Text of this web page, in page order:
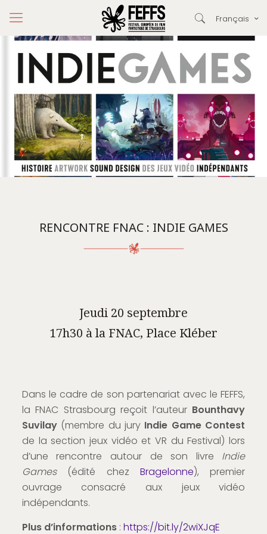
Français
RENCONTRE FNAC : INDIE GAMES
Jeudi 20 septembre
17h30 à la FNAC, Place Kléber
Dans le cadre de son partenariat avec le FEFFS,
la FNAC Strasbourg reçoit l’auteur Bounthavy
Suvilay(membre du jury Indie Game Contest
de la section jeux vidéo et VR du Festival) lors
d’une rencontre autour de son livre Indie
Games (édité chez Bragelonne), premier
ouvrage consacré aux jeux vidéo
indépendants.
Plus d’informations: https://bit.ly/2wiXJqE